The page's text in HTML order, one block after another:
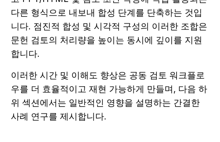
다른 형식으로 내보내 합성 단계를 단축하는 것입
니다. 점진적 합성 및 시각적 구성의 이러한 조합은
문헌 검토의 처리량을 높이는 동시에 깊이를 지원
합니다.
이러한 시간 및 이해도 향상은 공동 검토 워크플로
우를 더 효율적이고 재현 가능하게 만들며, 다음 하
위 섹션에서는 일반적인 영향을 설명하는 간결한
사례 연구를 제시합니다.